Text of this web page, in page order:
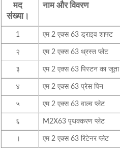
मद
संख्या।
नाम और विवरण
1 एम 2 एक्स 63ड्राइव शाफ्ट
२ एम 2 एक्स 63 थ्रस्त प्लेट
३ एम 2 एक्स 63 पिस्टन का जूता
४ एम 2 एक्स 63 प्रेस पिन
५ एम 2 एक्स 63 वाल्व प्लेट
६ M2X63 पृथक्करण प्लेट
। एम 2 एक्स 63 रिटेनर प्लेट